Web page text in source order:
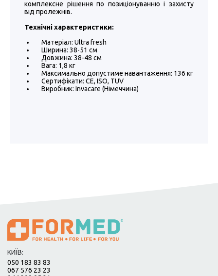
комплексне рішення по позиціонуванню і захисту
від пролежнів.
Технічні характеристики:
Матеріал: Ultra fresh
Ширина: 38-51 см
Довжина: 38-48 см
Вага: 1,8 кг
Максимально допустиме навантаження: 136 кг
Сертифікати: CE, ISO, TUV
Виробник: Invacare (Німеччина)
КИЇВ:
050 183 83 83
067 576 23 23